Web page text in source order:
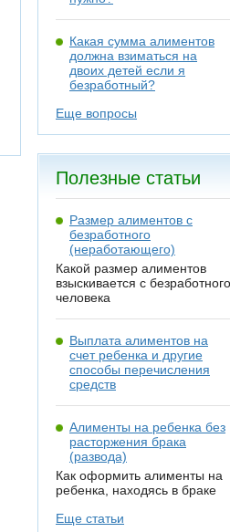
Какая сумма алиментов
должна взиматься на
двоих детей если я
безработный?
Еще вопросы
Полезные статьи
Размер алиментов с
безработного
(неработающего)
Какой размер алиментов
взыскивается с безработного
человека
Выплата алиментов на
счет ребенка и другие
способы перечисления
средств
Алименты на ребенка без
расторжения брака
(развода)
Как оформить алименты на
ребенка, находясь в браке
Еще статьи